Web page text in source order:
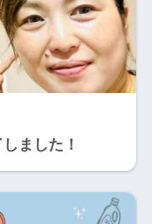
ました！